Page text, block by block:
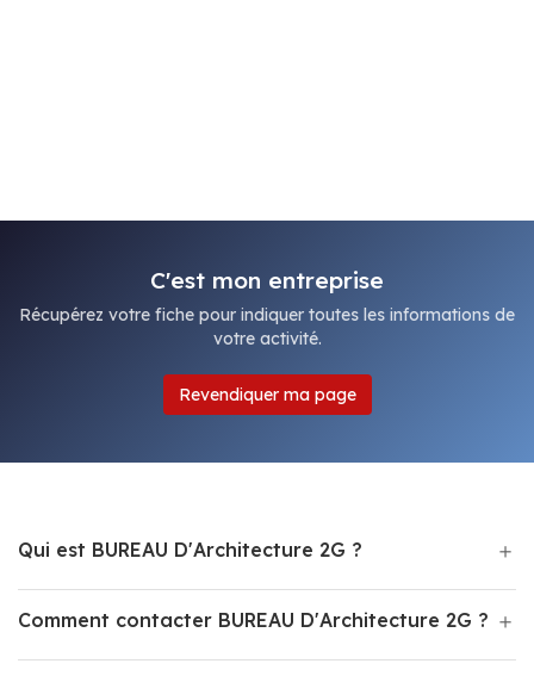
C'est mon entreprise
Récupérez votre fiche pour indiquer toutes les informations de
votre activité.
Revendiquer ma page
Qui est BUREAU D'Architecture 2G ?
Comment contacter BUREAU D'Architecture 2G ?